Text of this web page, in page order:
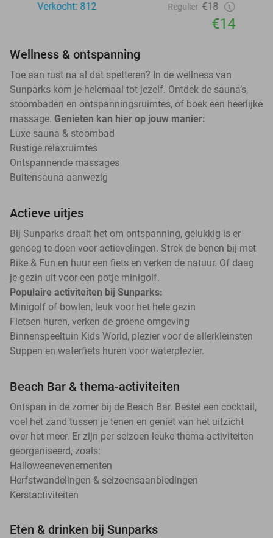
Verkocht: 812
Regulier €18
€14
Wellness & ontspanning
Toe aan rust na al dat spetteren? In de wellness van
Sunparks kom je helemaal tot jezelf. Ontdek de sauna’s,
stoombaden en ontspanningsruimtes, of boek een heerlijke
massage. Genieten kan hier op jouw manier:
Luxe sauna & stoombad
Rustige relaxruimtes
Ontspannende massages
Buitensauna aanwezig
Actieve uitjes
Bij Sunparks draait het om ontspanning, gelukkig is er
genoeg te doen voor actievelingen. Strek de benen bij met
Bike & Fun en huur een fiets en verken de natuur. Of daag
je gezin uit voor een potje minigolf.
Populaire activiteiten bij Sunparks:
Minigolf of bowlen, leuk voor het hele gezin
Fietsen huren, verken de groene omgeving
Binnenspeeltuin Kids World, plezier voor de allerkleinsten
Suppen en waterfiets huren voor waterplezier.
Beach Bar & thema-activiteiten
Ontspan in de zomer bij de Beach Bar. Bestel een cocktail,
voel het zand tussen je tenen en geniet van het uitzicht
over het meer. Er zijn per seizoen leuke thema-activiteiten
georganiseerd, zoals:
Halloweenevenementen
Herfstwandelingen & seizoensaanbiedingen
Kerstactiviteiten
Eten & drinken bij Sunparks